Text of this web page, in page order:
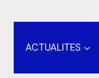
ACTUALITES